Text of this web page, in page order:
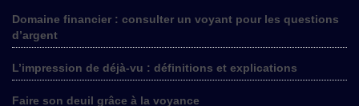
Domaine financier : consulter un voyant pour les questions
d’argent
L’impression de déjà-vu : définitions et explications
Faire son deuil grâce à la voyance